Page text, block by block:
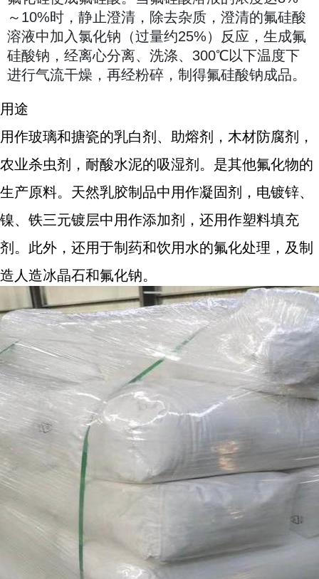
～10%时，静止澄清，除去杂质，澄清的氟硅酸
溶液中加入氯化钠（过量约25%）反应，生成氟
硅酸钠，经离心分离、洗涤、300℃以下温度下
进行气流干燥，再经粉碎，制得氟硅酸钠成品。
用途
用作玻璃和搪瓷的乳白剂、助熔剂，木材防腐剂，
农业杀虫剂，耐酸水泥的吸湿剂。是其他氟化物的
生产原料。天然乳胶制品中用作凝固剂，电镀锌、
镍、铁三元镀层中用作添加剂，还用作塑料填充
剂。此外，还用于制药和饮用水的氟化处理，及制
造人造冰晶石和氟化钠。